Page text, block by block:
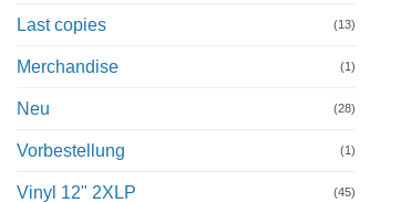
Last copies (13)
Merchandise (1)
Neu (28)
Vorbestellung (1)
Vinyl 12" 2XLP (45)